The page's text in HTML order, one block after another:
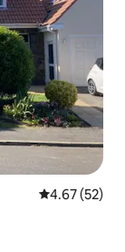
平均评分
4.67 (52)